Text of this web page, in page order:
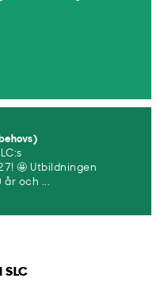
🤩 Utbildningen
år och ...
SLC